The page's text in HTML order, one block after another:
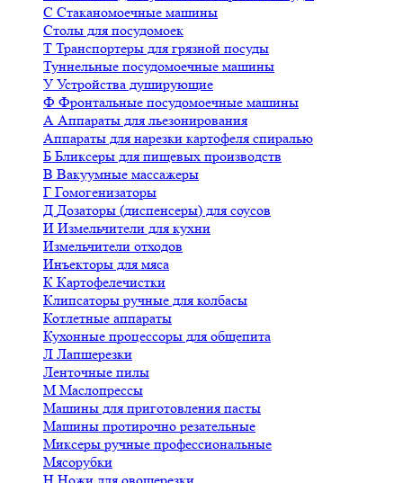
С Стаканомоечные машины
Столы для посудомоек
Т Транспортеры для грязной посуды
Туннельные посудомоечные машины
У Устройства душирующие
Ф Фронтальные посудомоечные машины
А Аппараты для льезонирования
Аппараты для нарезки картофеля спиралью
Б Бликсеры для пищевых производств
В Вакуумные массажеры
Г Гомогенизаторы
Д Дозаторы (диспенсеры) для соусов
И Измельчители для кухни
Измельчители отходов
Инъекторы для мяса
К Картофелечистки
Клипсаторы ручные для колбасы
Котлетные аппараты
Кухонные процессоры для общепита
Л Лапшерезки
Ленточные пилы
М Маслопрессы
Машины для приготовления пасты
Машины протирочно резательные
Миксеры ручные профессиональные
Мясорубки